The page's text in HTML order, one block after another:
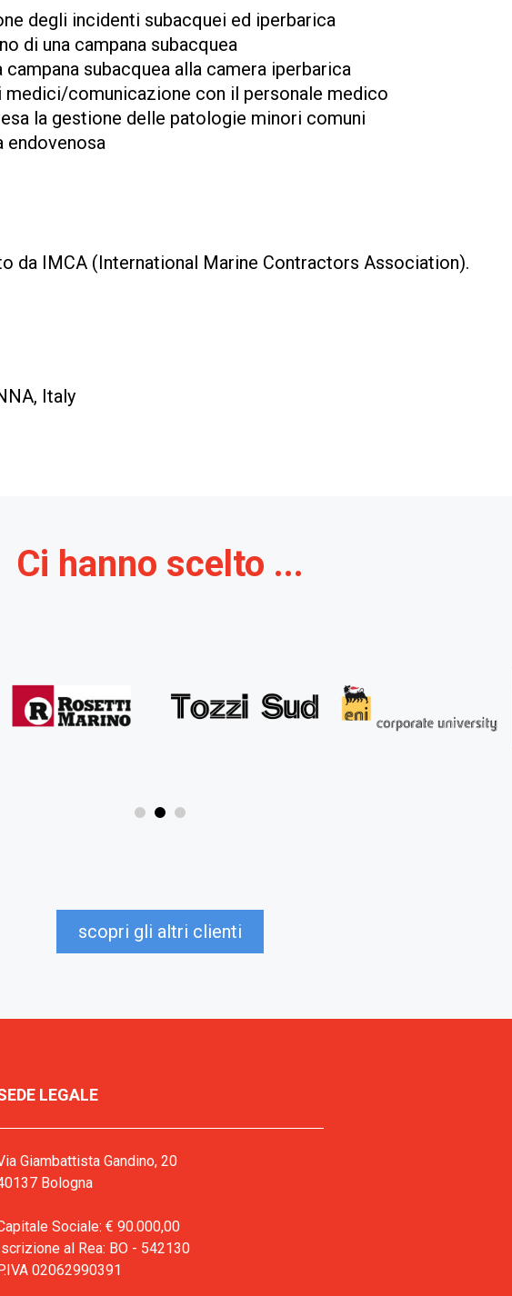
degli incidenti subacquei ed iperbarica
di una campana subacquea
subacquea alla camera iperbarica
comunicazione con il personale medico
la gestione delle patologie minori comuni
endovenosa
da IMCA (International Marine Contractors Association).
Italy
Ci hanno scelto ...
scopri gli altri clienti
LEGALE
Giambattista Gandino, 20
Bologna
Sociale: € 90.000,00
al Rea: BO - 542130
02062990391